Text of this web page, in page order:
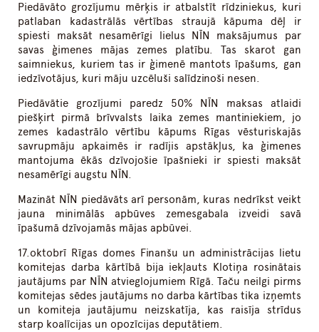
Piedāvāto grozījumu mērķis ir atbalstīt rīdziniekus, kuri
patlaban kadastrālās vērtības straujā kāpuma dēļ ir
spiesti maksāt nesamērīgi lielus NĪN maksājumus par
savas ģimenes mājas zemes platību. Tas skarot gan
saimniekus, kuriem tas ir ģimenē mantots īpašums, gan
iedzīvotājus, kuri māju uzcēluši salīdzinoši nesen.
Piedāvātie grozījumi paredz 50% NĪN maksas atlaidi
piešķirt pirmā brīvvalsts laika zemes mantiniekiem, jo
zemes kadastrālo vērtību kāpums Rīgas vēsturiskajās
savrupmāju apkaimēs ir radījis apstākļus, ka ģimenes
mantojuma ēkās dzīvojošie īpašnieki ir spiesti maksāt
nesamērīgi augstu NĪN.
Mazināt NĪN piedāvāts arī personām, kuras nedrīkst veikt
jauna minimālās apbūves zemesgabala izveidi savā
īpašumā dzīvojamās mājas apbūvei.
17.oktobrī Rīgas domes Finanšu un administrācijas lietu
komitejas darba kārtībā bija iekļauts Klotiņa rosinātais
jautājums par NĪN atvieglojumiem Rīgā. Taču neilgi pirms
komitejas sēdes jautājums no darba kārtības tika izņemts
un komiteja jautājumu neizskatīja, kas raisīja strīdus
starp koalīcijas un opozīcijas deputātiem.